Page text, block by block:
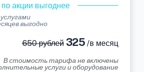
по акции выгоднее
выгодно
650 рублей325 /в месяц
В стоимость тарифа не включены
услуги и оборудование